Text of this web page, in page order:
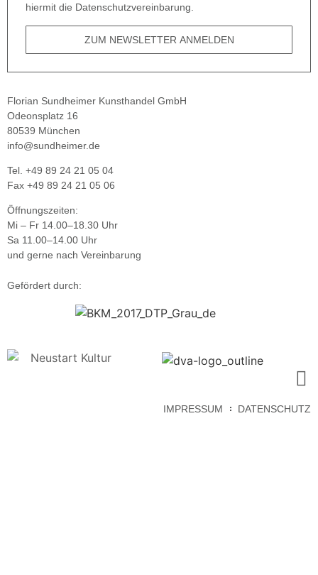
hiermit die Datenschutzvereinbarung.
ZUM NEWSLETTER ANMELDEN
Florian Sundheimer Kunsthandel GmbH
Odeonsplatz 16
80539 München
info@sundheimer.de
Tel. +49 89 24 21 05 04
Fax +49 89 24 21 05 06
Öffnungszeiten:
Mi – Fr 14.00–18.30 Uhr
Sa 11.00–14.00 Uhr
und gerne nach Vereinbarung
Gefördert durch:
IMPRESSUM DATENSCHUTZ